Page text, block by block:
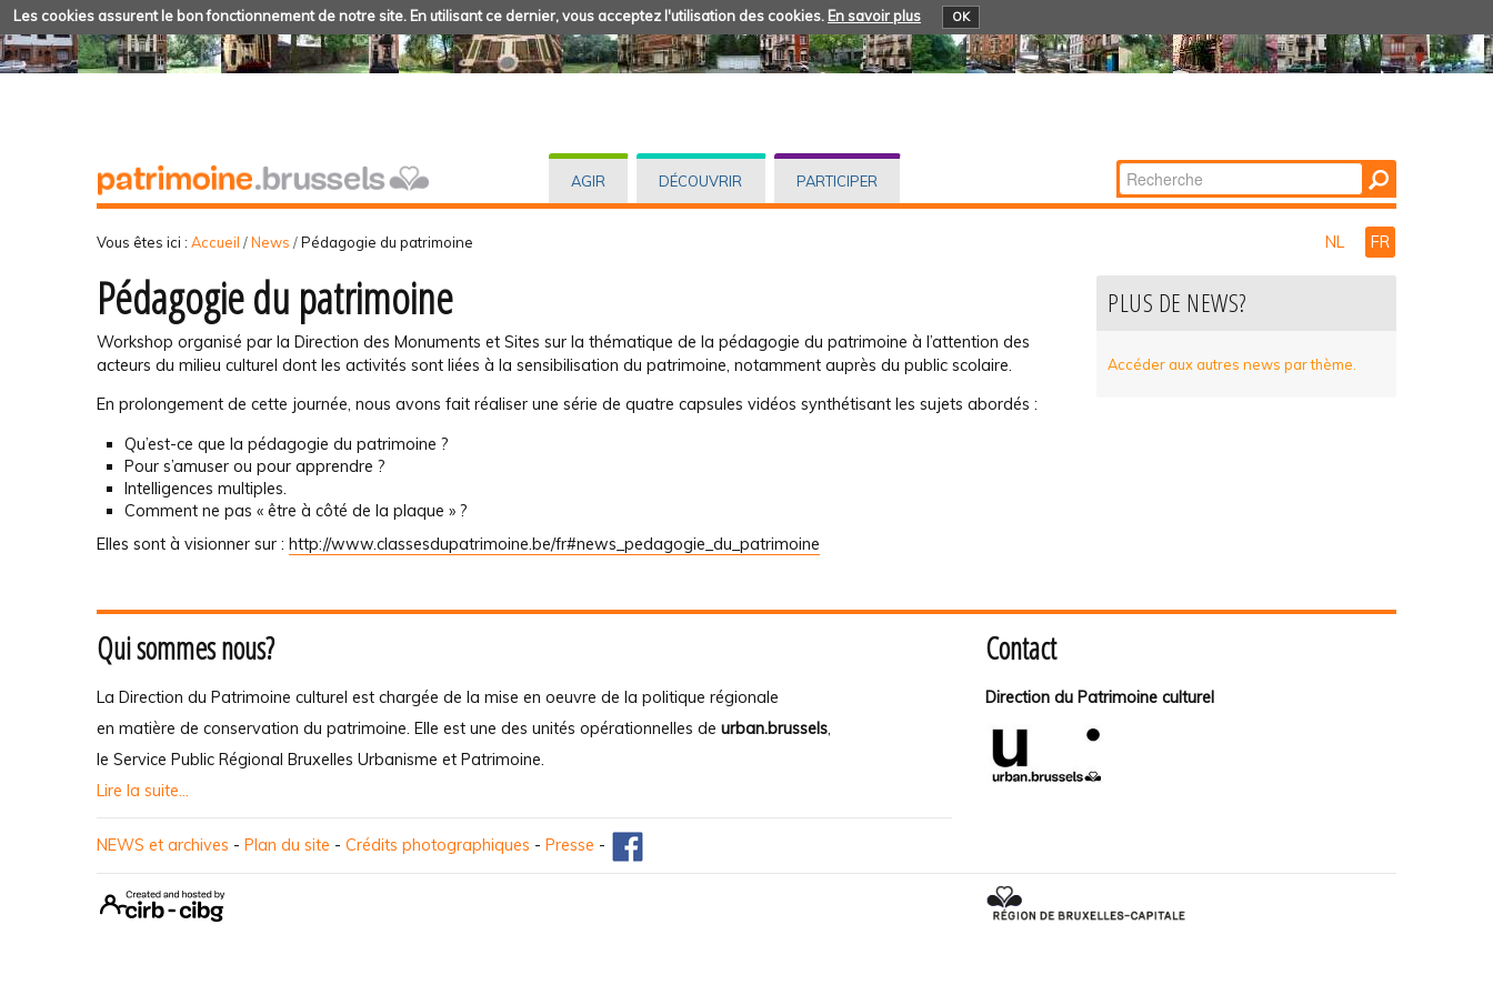
Les cookies assurent le bon fonctionnement de notre site. En utilisant ce dernier, vous acceptez l'utilisation des cookies. En savoir plus OK
AGIR DÉCOUVRIR PARTICIPER Chercher par
Recherche
Vous êtes ici : Accueil /News /Pédagogie du patrimoine NL FR
Pédagogie du patrimoine
Workshop organisé par la Direction des Monuments et Sites sur la thématique de la pédagogie du patrimoine à l’attention des
acteurs du milieu culturel dont les activités sont liées à la sensibilisation du patrimoine, notamment auprès du public scolaire.
En prolongement de cette journée, nous avons fait réaliser une série de quatre capsules vidéos synthétisant les sujets abordés :
Qu’est-ce que la pédagogie du patrimoine ?
Pour s’amuser ou pour apprendre ?
Intelligences multiples.
Comment ne pas « être à côté de la plaque » ?
Elles sont à visionner sur : http://www.classesdupatrimoine.be/fr#news_pedagogie_du_patrimoine
PLUS DE NEWS?
Accéder aux autres news par thème.
Qui sommes nous?
La Direction du Patrimoine culturel est chargée de la mise en oeuvre de la politique régionale
en matière de conservation du patrimoine. Elle est une des unités opérationnelles de urban.brussels,
le Service Public Régional Bruxelles Urbanisme et Patrimoine.
Lire la suite...
Contact
Direction du Patrimoine culturel
NEWS et archives - Plan du site - Crédits photographiques - Presse -